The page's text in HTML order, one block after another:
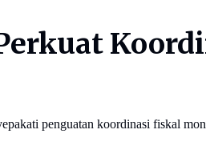
penguatan koordinasi fiskal